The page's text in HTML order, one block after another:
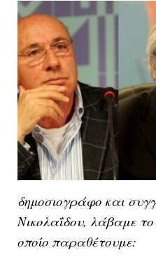
δημοσιογράφο και
Νικολαΐδου, λάβαμε
οποίο παραθέτουμε: